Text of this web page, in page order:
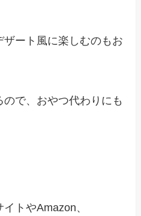
ート風に楽しむのもお
で、おやつ代わりにも
トやAmazon、